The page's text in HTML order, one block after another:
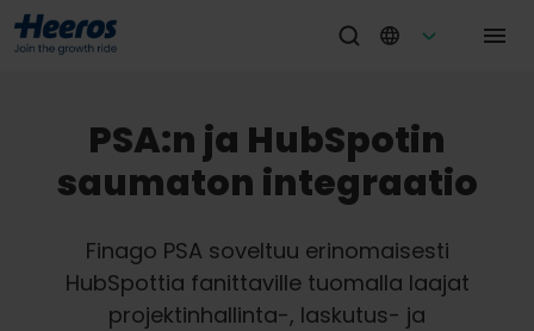
PSA:n ja HubSpotin
saumaton integraatio
Finago PSA soveltuu erinomaisesti
HubSpottia fanittaville tuomalla laajat
projektinhallinta-, laskutus- ja